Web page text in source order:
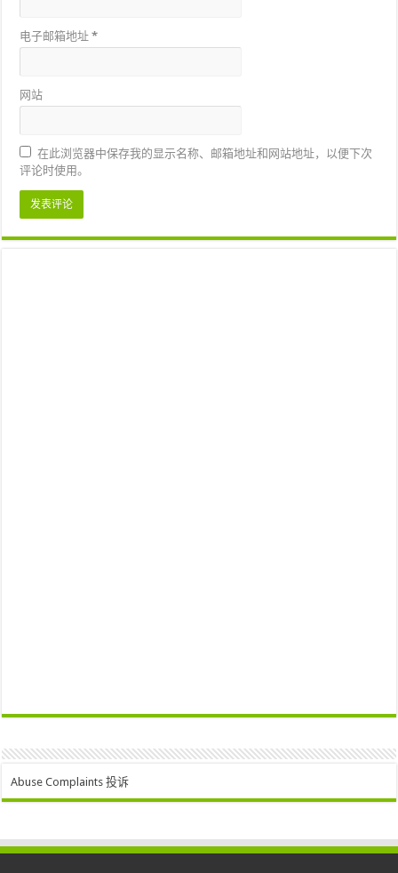
电子邮箱地址*
网站
在此浏览器中保存我的显示名称、邮箱地址和网站地址，以便下次
评论时使用。
Abuse Complaints 投诉